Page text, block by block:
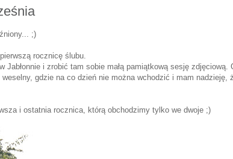
;)
rocznicę ślubu.
Jabłonnie i zrobić tam sobie małą pamiątkową sesję
gdzie na co dzień nie można wchodzić i mam nadzieję,
i ostatnia rocznica, którą obchodzimy tylko we dwoje ;)